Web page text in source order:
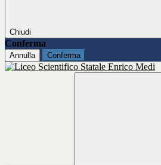
Chiudi
Conferma
Annulla Conferma